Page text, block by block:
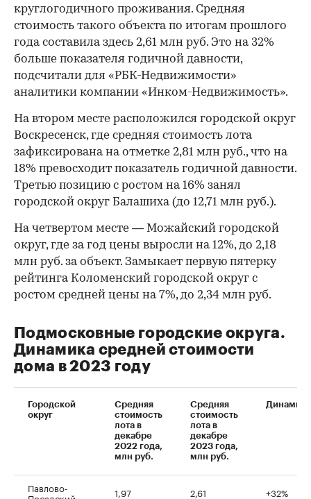
круглогодичного проживания. Средняя
стоимость такого объекта по итогам прошлого
года составила здесь 2,61 млн руб. Это на 32%
больше показателя годичной давности,
подсчитали для «РБК-Недвижимости»
аналитики компании «Инком-Недвижимость».
На втором месте расположился городской округ
Воскресенск, где средняя стоимость лота
зафиксирована на отметке 2,81 млн руб., что на
18% превосходит показатель годичной давности.
Третью позицию с ростом на 16% занял
городской округ Балашиха (до 12,71 млн руб.).
На четвертом месте — Можайский городской
округ, где за год цены выросли на 12%, до 2,18
млн руб. за объект. Замыкает первую пятерку
рейтинга Коломенский городской округ с
ростом средней цены на 7%, до 2,34 млн руб.
Подмосковные городские округа.
Динамика средней стоимости
дома в 2023 году
Городской
округ
Средняя
стоимость
лота в
декабре
2022 года,
млн руб.
Средняя
стоимость
лота в
декабре
2023 года,
млн руб.
Динамика
Павлово- 1,97 2,61 +32%